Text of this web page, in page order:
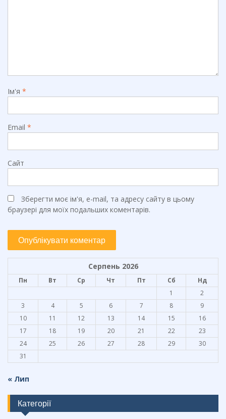
Ім'я *
Email *
Сайт
Зберегти моє ім'я, e-mail, та адресу сайту в цьому
браузері для моїх подальших коментарів.
Серпень 2026
Пн Вт Ср Чт Пт Сб
Нд
1
2
3
4 5 6 7 8
9
10
11 12 13 14 15
16
17
18 19 20 21 22
23
24
25 26 27 28 29
30
31
« Лип
Категорії